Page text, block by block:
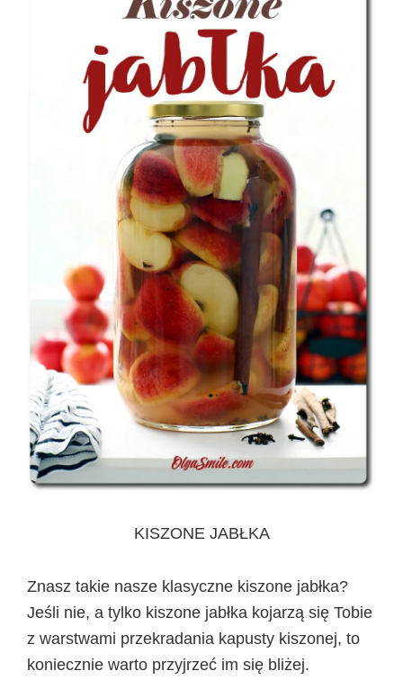
KISZONE JABŁKA
Znasz takie nasze klasyczne kiszone jabłka?
Jeśli nie, a tylko kiszone jabłka kojarzą się Tobie
z warstwami przekradania kapusty kiszonej, to
koniecznie warto przyjrzeć im się bliżej.